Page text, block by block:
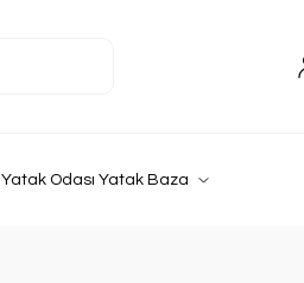
Yatak Odası Yatak Baza